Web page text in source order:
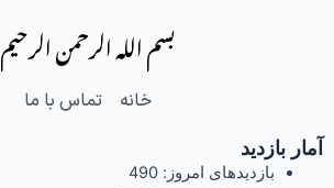
بسم الله الرحمن الرحیم
خانه تماس با ما
آمار بازدید
بازدیدهای امروز: 490